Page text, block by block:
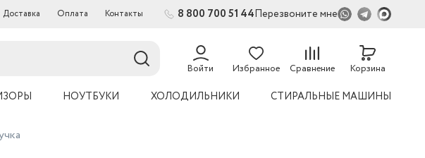
Доставка Оплата Контакты 8 800 700 51 44Перезвоните мне
Войти Избранное Сравнение
54
Корзина
НОУТБУКИ ХОЛОДИЛЬНИКИ СТИРАЛЬНЫЕ МАШИНЫ